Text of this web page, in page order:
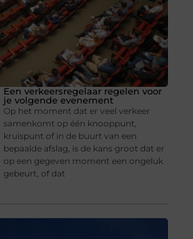
Een verkeersregelaar regelen voor
je volgende evenement
Op het moment dat er veel verkeer
samenkomt op één knooppunt,
kruispunt of in de buurt van een
bepaalde afslag, is de kans groot dat er
op een gegeven moment een ongeluk
gebeurt, of dat